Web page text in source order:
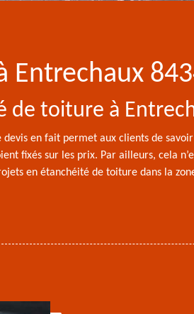
Entrechaux
de toiture à
devis en fait permet aux clients de
fixés sur les prix. Par ailleurs, cela
en étanchéité de toiture dans la